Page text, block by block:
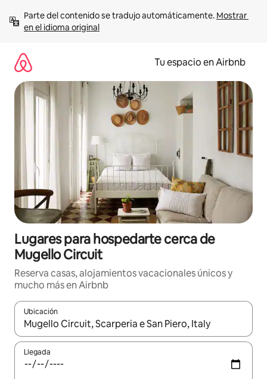
contenido
Parte del contenido se tradujo automáticamente. Mostrar
en el idioma original
Tu espacio en Airbnb
Lugares para hospedarte cerca de
Mugello Circuit
Reserva casas, alojamientos vacacionales únicos y
mucho más en Airbnb
Ubicación
Cuando los resultados estén disponibles, podrás navegar
Llegada